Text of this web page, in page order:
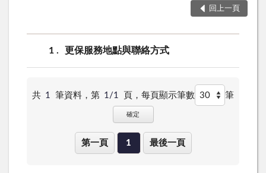
回上一頁
1 更保服務地點與聯絡方式
共 1 筆資料，第 1/1 頁， 每頁顯示筆數 筆
確定
第一頁 1 最後一頁